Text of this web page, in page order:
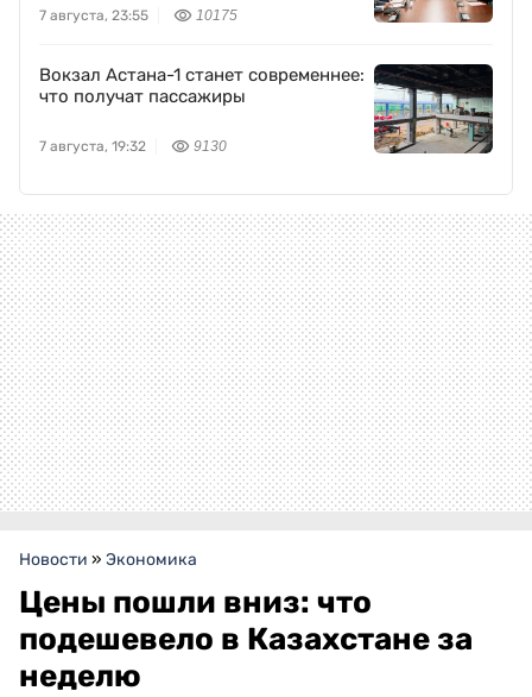
7 августа, 23:55 10175
Вокзал Астана-1 станет современнее:
что получат пассажиры
7 августа, 19:32 9130
Новости » Экономика
Цены пошли вниз: что
подешевело в Казахстане за
неделю